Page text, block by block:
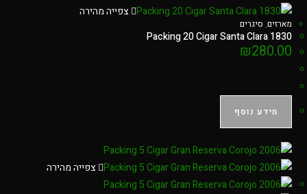
צפייה מהירה
מארזים, סיגרים
Packing 20 Cigar Santa Clara 1830
₪280.00
מידע נוסף
צפייה מהירה